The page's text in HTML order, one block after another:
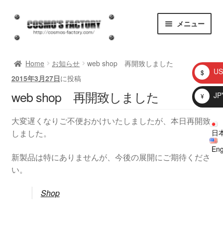
ナ
ゲ
シ
ョ
ン
へ
ス
キ
プ
コ
テ
ツ
へ
ス
キ
ッ
プ
メニュー
お知らせ
プロトタイプ
ブログ
日
Home お知らせ
web shop 再開致しました
2015年3月27日に投稿
web shop 再開致しました
大変遅くなりご不便おかけいたしましたが、本日再開致
しました。
新製品は特にありませんが、今後の展開にご期待くださ
い。
Shop
$
¥